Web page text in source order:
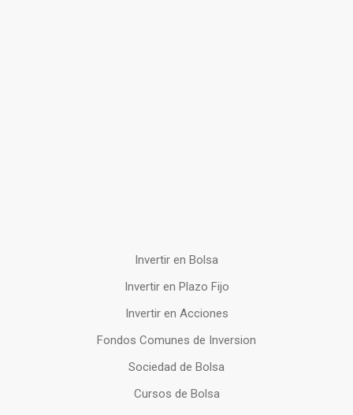
Invertir en Bolsa
Invertir en Plazo Fijo
Invertir en Acciones
Fondos Comunes de Inversion
Sociedad de Bolsa
Cursos de Bolsa